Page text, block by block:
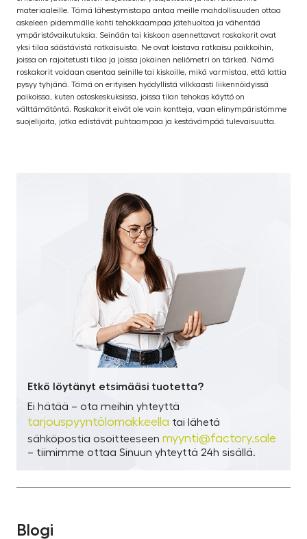
materiaaleille. Tämä lähestymistapa antaa meille mahdollisuuden ottaa
askeleen pidemmälle kohti tehokkaampaa jätehuoltoa ja vähentää
ympäristövaikutuksia. Seinään tai kiskoon asennettavat roskakorit ovat
yksi tilaa säästävistä ratkaisuista. Ne ovat loistava ratkaisu paikkoihin,
joissa on rajoitetusti tilaa ja joissa jokainen neliömetri on tärkeä. Nämä
roskakorit voidaan asentaa seinille tai kiskoille, mikä varmistaa, että lattia
pysyy tyhjänä. Tämä on erityisen hyödyllistä vilkkaasti liikennöidyissä
paikoissa, kuten ostoskeskuksissa, joissa tilan tehokas käyttö on
välttämätöntä. Roskakorit eivät ole vain kontteja, vaan elinympäristömme
suojelijoita, jotka edistävät puhtaampaa ja kestävämpää tulevaisuutta.
Etkö löytänyt etsimääsi tuotetta?
Ei hätää – ota meihin yhteyttä
tarjouspyyntölomakkeella tai lähetä
sähköpostia osoitteeseen myynti@factory.sale
– tiimimme ottaa Sinuun yhteyttä 24h sisällä.
Blogi